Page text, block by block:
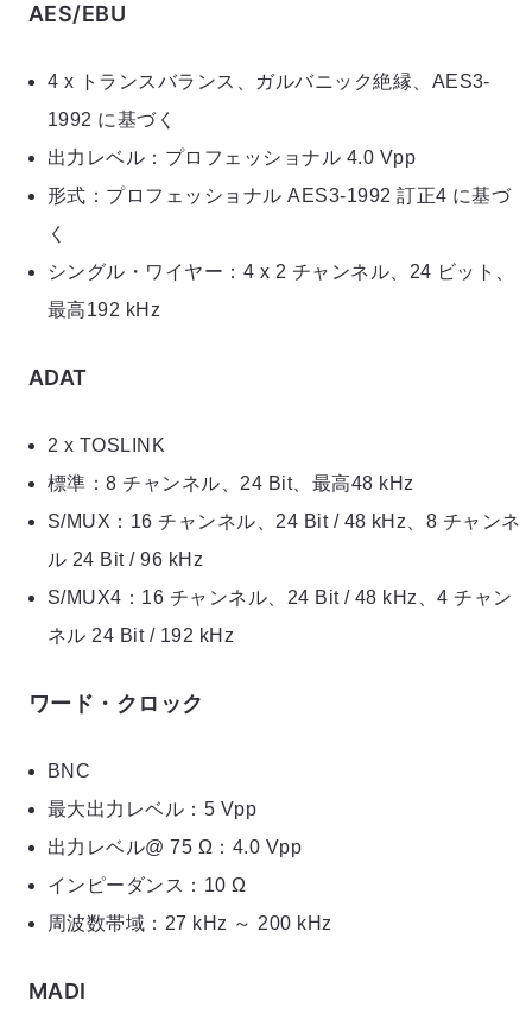
AES/EBU
4 x トランスバランス、ガルバニック絶縁、AES3-
1992 に基づく
出力レベル：プロフェッショナル 4.0 Vpp
形式：プロフェッショナル AES3-1992 訂正4 に基づ
く
シングル・ワイヤー：4 x 2 チャンネル、24 ビット、
最高192 kHz
ADAT
2 x TOSLINK
標準：8 チャンネル、24 Bit、最高48 kHz
S/MUX：16 チャンネル、24 Bit / 48 kHz、8 チャンネ
ル 24 Bit / 96 kHz
S/MUX4：16 チャンネル、24 Bit / 48 kHz、4 チャン
ネル 24 Bit / 192 kHz
ワード・クロック
BNC
最大出力レベル：5 Vpp
出力レベル@ 75 Ω：4.0 Vpp
インピーダンス：10 Ω
周波数帯域：27 kHz ～ 200 kHz
MADI